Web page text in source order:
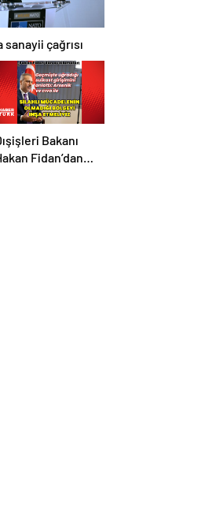
çağrısı
Bakanı
Fidan’dan